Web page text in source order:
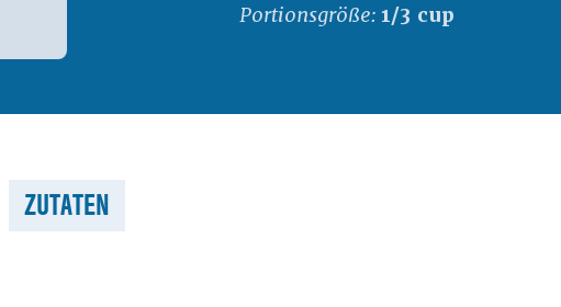
Portionsgröße: 1/3 cup
ZUTATEN